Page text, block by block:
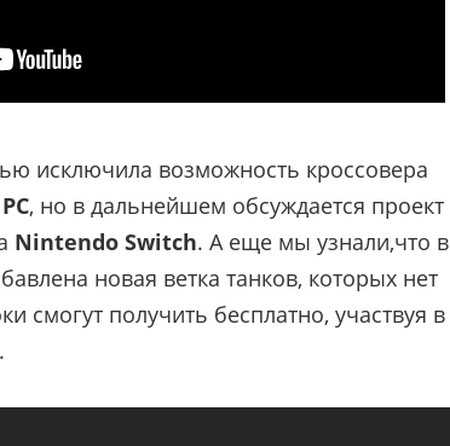
исключила возможность кроссовера
PC, но в дальнейшем обсуждается проект
Nintendo Switch. А еще мы узнали,что в
новая ветка танков, которых нет
смогут получить бесплатно, участвуя в